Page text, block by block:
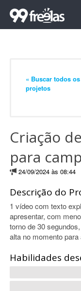
« Buscar todos os
projetos
Criação
para
24/09/2024 às 08:44
Descrição do
1 vídeo com texto
apresentar, com
torno de 30
alta no momento
Habilidades